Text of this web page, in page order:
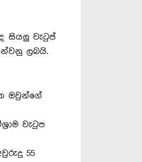
සියලු වැටුප්
ලබයි.
ඔවුන්ගේ
වැටුප
55